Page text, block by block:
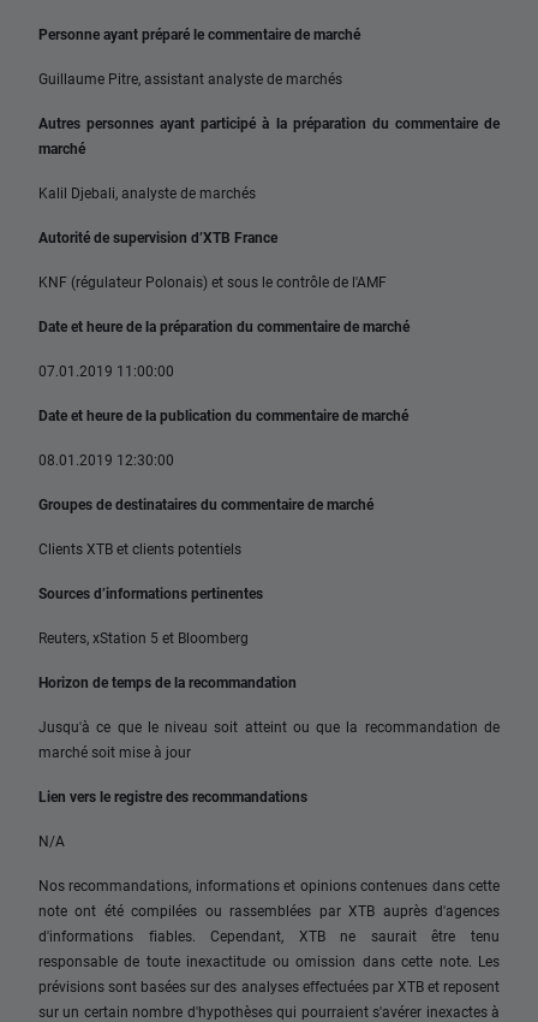
Personne ayant préparé le commentaire de marché
Guillaume Pitre, assistant analyste de marchés
Autres personnes ayant participé à la préparation du commentaire de
marché
Kalil Djebali, analyste de marchés
Autorité de supervision d’XTB France
KNF (régulateur Polonais) et sous le contrôle de l'AMF
Date et heure de la préparation du commentaire de marché
07.01.2019 11:00:00
Date et heure de la publication du commentaire de marché
08.01.2019 12:30:00
Groupes de destinataires du commentaire de marché
Clients XTB et clients potentiels
Sources d’informations pertinentes
Reuters, xStation 5 et Bloomberg
Horizon de temps de la recommandation
Jusqu'à ce que le niveau soit atteint ou que la recommandation de
marché soit mise à jour
Lien vers le registre des recommandations
N/A
Nos recommandations, informations et opinions contenues dans cette
note ont été compilées ou rassemblées par XTB auprès d'agences
d'informations fiables. Cependant, XTB ne saurait être tenu
responsable de toute inexactitude ou omission dans cette note. Les
prévisions sont basées sur des analyses effectuées par XTB et reposent
sur un certain nombre d'hypothèses qui pourraient s'avérer inexactes à